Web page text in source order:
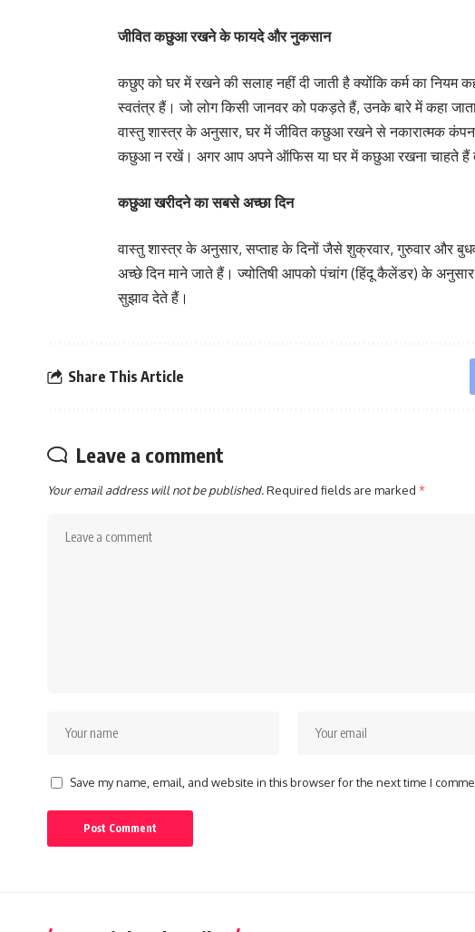
जीवित कछुआ रखने के फायदे और नुकसान
कछुए को घर में रखने की सलाह नहीं दी जाती है क्योंकि कर्म का नियम
स्वतंत्र हैं। जो लोग किसी जानवर को पकड़ते हैं, उनके बारे में कहा
वास्तु शास्त्र के अनुसार, घर में जीवित कछुआ रखने से नकारात्मक कंपन
कछुआ न रखें। अगर आप अपने ऑफिस या घर में कछुआ रखना चाहते हैं
कछुआ खरीदने का सबसे अच्छा दिन
वास्तु शास्त्र के अनुसार, सप्ताह के दिनों जैसे शुक्रवार, गुरुवार और
अच्छे दिन माने जाते हैं। ज्योतिषी आपको पंचांग (हिंदू कैलेंडर) के
सुझाव देते हैं।
Share This Article
Leave a comment
Your email address will not be published.Required fields are marked *
Save my name, email, and website in this browser for the next time I